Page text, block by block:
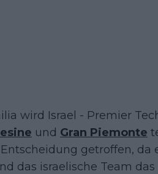
wird Israel - Premier
und Gran Piemonte
getroffen, da
das israelische Team